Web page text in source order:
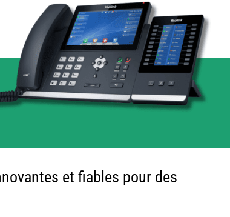
et fiables pour des